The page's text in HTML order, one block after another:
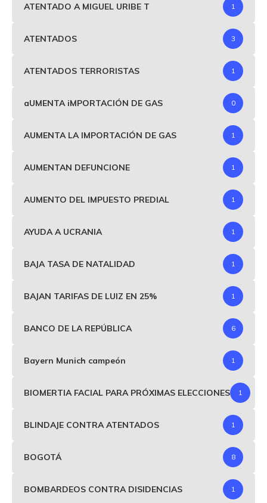
ATENTADO A MIGUEL URIBE T 1
ATENTADOS 3
ATENTADOS TERRORISTAS 1
aUMENTA iMPORTACIÓN DE GAS 0
AUMENTA LA IMPORTACIÓN DE GAS 1
AUMENTAN DEFUNCIONE 1
AUMENTO DEL IMPUESTO PREDIAL 1
AYUDA A UCRANIA 1
BAJA TASA DE NATALIDAD 1
BAJAN TARIFAS DE LUIZ EN 25% 1
BANCO DE LA REPÚBLICA 6
Bayern Munich campeón 1
BIOMERTIA FACIAL PARA PRÓXIMAS ELECCIONES 1
BLINDAJE CONTRA ATENTADOS 1
BOGOTÁ 8
BOMBARDEOS CONTRA DISIDENCIAS 1